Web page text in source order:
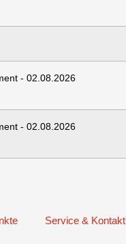
- 02.08.2026
- 02.08.2026
Service & Kontakt